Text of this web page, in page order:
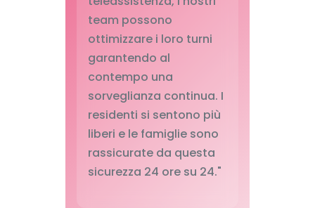
team possono
ottimizzare i loro turni
garantendo al
contempo una
sorveglianza continua. I
residenti si sentono più
liberi e le famiglie sono
rassicurate da questa
sicurezza 24 ore su 24."